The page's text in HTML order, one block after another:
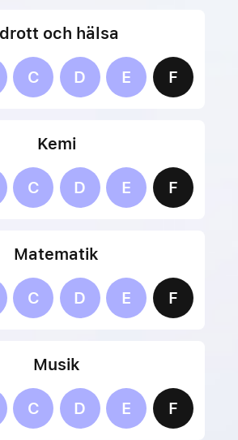
och hälsa
C D E F
Kemi
C D E F
Matematik
C D E F
Musik
C D E F